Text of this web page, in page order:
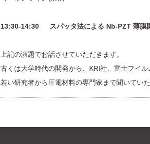
13:30-14:30 スパッタ法による Nb-PZT 薄膜
上記の演題でお話させていただきます。
古くは大学時代の開発から、KRI社、富士フイ
若い研究者から圧電材料の専門家まで聞いてい